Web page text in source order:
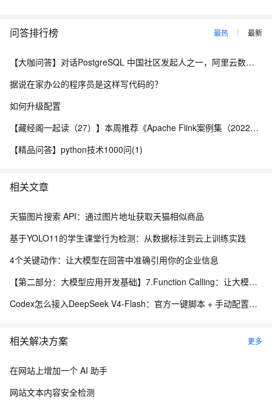
问答排行榜 最热 最新
【大咖问答】对话PostgreSQL 中国社区发起人之一，阿里云数据库高级专家 德哥
据说在家办公的程序员是这样写代码的？
如何升级配置
【藏经阁一起读（27）】本周推荐《Apache Flink案例集（2022版）》，你有哪些心得？
【精品问答】python技术1000问(1)
相关文章
天猫图片搜索 API：通过图片地址获取天猫相似商品
基于YOLO11的学生课堂行为检测：从数据标注到云上训练实践
4个关键动作：让大模型在回答中准确引用你的企业信息
【第二部分：大模型应用开发基础】7.Function Calling：让大模型调用真实程序能力
Codex怎么接入DeepSeek V4-Flash：官方一键脚本 + 手动配置完整教程
相关解决方案 更多
在网站上增加一个 AI 助手
网站文本内容安全检测